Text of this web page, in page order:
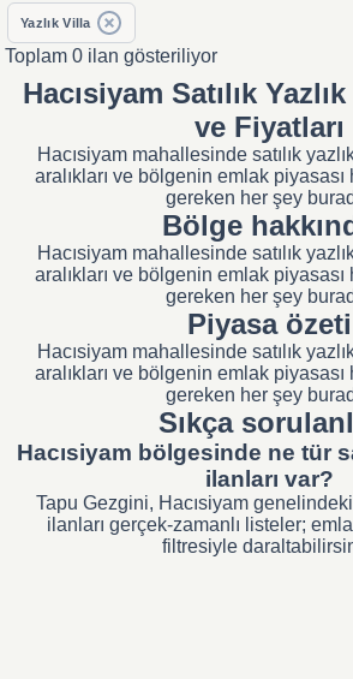
Yazlık Villa
Toplam 0 ilan gösteriliyor
Hacısiyam Satılık
ve Fiyatları
Hacısiyam mahallesinde satılık
aralıkları ve bölgenin emlak piyasası
gereken her şey
Bölge
Hacısiyam mahallesinde satılık
aralıkları ve bölgenin emlak piyasası
gereken her şey
Piyasa özeti
Hacısiyam mahallesinde satılık
aralıkları ve bölgenin emlak piyasası
gereken her şey
Sıkça
Hacısiyam bölgesinde ne tür
ilanları var?
Tapu Gezgini, Hacısiyam
ilanları gerçek-zamanlı listeler;
filtresiyle